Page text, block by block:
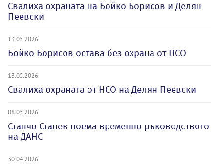
Свалиха охраната на Бойко Борисов и Делян
Пеевски
13.05.2026
Бойко Борисов остава без охрана от НСО
13.05.2026
Свалиха охраната от НСО на Делян Пеевски
08.05.2026
Станчо Станев поема временно ръководството
на ДАНС
30.04.2026